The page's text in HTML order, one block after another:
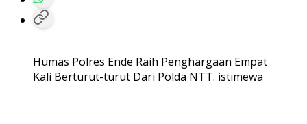
Humas Polres Ende Raih Penghargaan Empat
Kali Berturut-turut Dari Polda NTT. istimewa